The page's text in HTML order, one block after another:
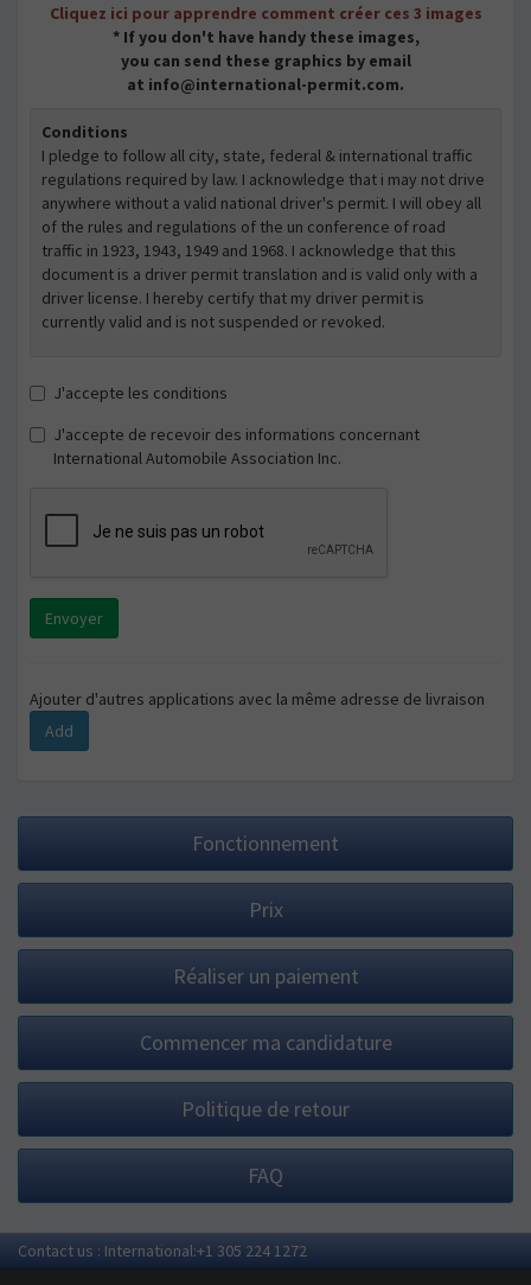
Cliquez ici pour apprendre comment créer ces 3 images
* If you don't have handy these images,
you can send these graphics by email
at info@international-permit.com.
Conditions
I pledge to follow all city, state, federal & international traffic
regulations required by law. I acknowledge that i may not drive
anywhere without a valid national driver's permit. I will obey all
of the rules and regulations of the un conference of road
traffic in 1923, 1943, 1949 and 1968. I acknowledge that this
document is a driver permit translation and is valid only with a
driver license. I hereby certify that my driver permit is
currently valid and is not suspended or revoked.
J'accepte les conditions
J'accepte de recevoir des informations concernant
International Automobile Association Inc.
Envoyer
Ajouter d'autres applications avec la même adresse de livraison
Add
Fonctionnement
Prix
Réaliser un paiement
Commencer ma candidature
Politique de retour
FAQ
Contact us : International:+1 305 224 1272